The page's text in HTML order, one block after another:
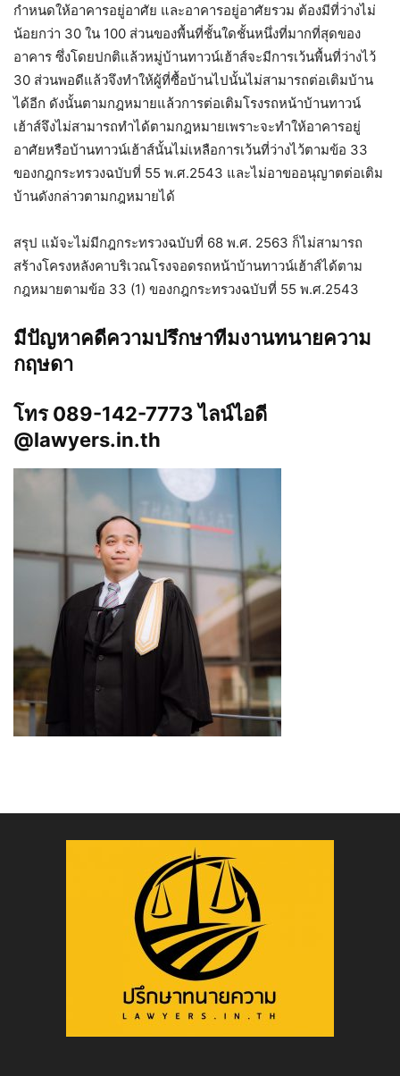
กำหนดให้อาคารอยู่อาศัย และอาคารอยู่อาศัยรวม ต้องมีที่ว่างไม่
น้อยกว่า 30 ใน 100 ส่วนของพื้นที่ชั้นใดชั้นหนึ่งที่มากที่สุดของ
อาคาร ซึ่งโดยปกติแล้วหมู่บ้านทาวน์เฮ้าส์จะมีการเว้นพื้นที่ว่างไว้
30 ส่วนพอดีแล้วจึงทำให้ผู้ที่ซื้อบ้านไปนั้นไม่สามารถต่อเติมบ้าน
ได้อีก ดังนั้นตามกฎหมายแล้วการต่อเติมโรงรถหน้าบ้านทาวน์
เฮ้าส์จึงไม่สามารถทำได้ตามกฎหมายเพราะจะทำให้อาคารอยู่
อาศัยหรือบ้านทาวน์เฮ้าส์นั้นไม่เหลือการเว้นที่ว่างไว้ตามข้อ 33
ของกฎกระทรวงฉบับที่ 55 พ.ศ.2543 และไม่อาขออนุญาตต่อเติม
บ้านดังกล่าวตามกฎหมายได้
สรุป แม้จะไม่มีกฎกระทรวงฉบับที่ 68 พ.ศ. 2563 ก็ไม่สามารถ
สร้างโครงหลังคาบริเวณโรงจอดรถหน้าบ้านทาวน์เฮ้าส์ได้ตาม
กฎหมายตามข้อ 33 (1) ของกฎกระทรวงฉบับที่ 55 พ.ศ.2543
มีปัญหาคดีความปรึกษาทีมงานทนายความ
กฤษดา
โทร 089-142-7773 ไลน์ไอดี
@lawyers.in.th